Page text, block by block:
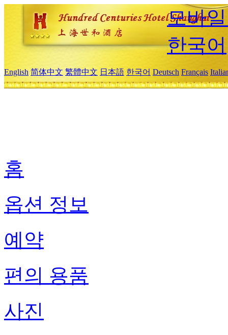
모바
한국어
English 简体中文 繁體中文 日本語 한국어 Deutsch Français
홈
옵션 정보
예약
편의 용품
사진